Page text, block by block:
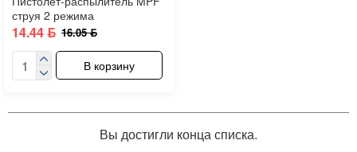
струя 2 режима
14.44 ƃ 16.05 ƃ
В корзину
Вы достигли конца списка.